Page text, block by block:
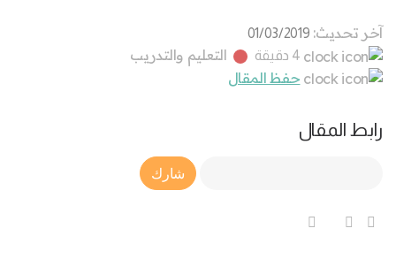
آخر تحديث: 01/03/2019
4 دقيقة
التعليم والتدريب
حفظ المقال
رابط المقال
Article Link
شارك